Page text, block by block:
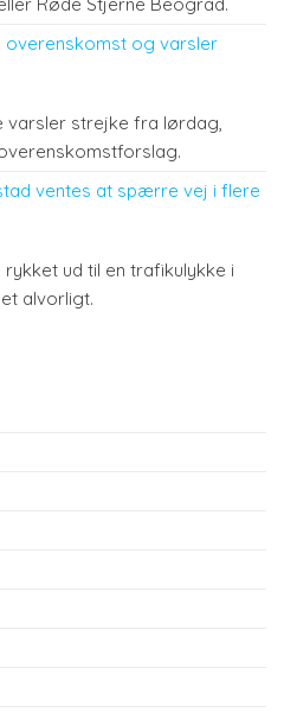
overenskomst og varsler
varsler strejke fra lørdag,
ventes at spærre vej i flere
ud til en trafikulykke i
alvorligt.